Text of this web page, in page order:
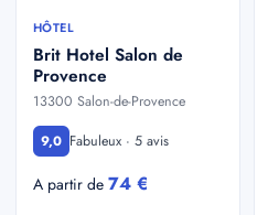
HÔTEL
Brit Hotel Salon de
Provence
13300 Salon-de-Provence
9,0 Fabuleux · 5 avis
A partir de 74 €